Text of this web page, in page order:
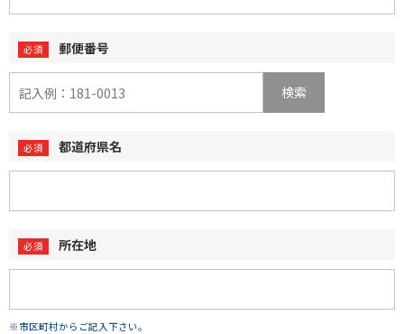
郵便番号
検索
都道府県名
所在地
※市区町村からご記入下さい。